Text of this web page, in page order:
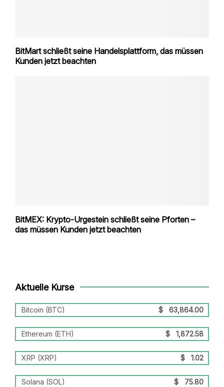
BitMart schließt seine Handelsplattform, das müssen
Kunden jetzt beachten
BitMEX: Krypto-Urgestein schließt seine Pforten –
das müssen Kunden jetzt beachten
Aktuelle Kurse
Bitcoin (BTC) $ 63,864.00
Ethereum (ETH) $ 1,872.58
XRP (XRP) $ 1.02
Solana (SOL) $ 75.80